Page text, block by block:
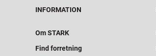
INFORMATION
Om STARK
Find forretning